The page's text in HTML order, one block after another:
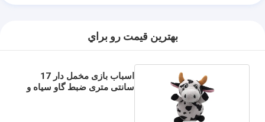
بهترين قيمت رو براي
اسباب بازی مخمل دار 17
سانتی متری ضبط گاو سیاه و